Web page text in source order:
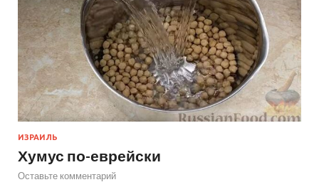
ИЗРАИЛЬ
Хумус по-еврейски
Оставьте комментарий